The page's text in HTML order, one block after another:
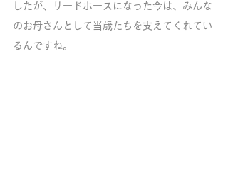
したが、リードホースになった今は、みんな
のお母さんとして当歳たちを支えてくれてい
るんですね。